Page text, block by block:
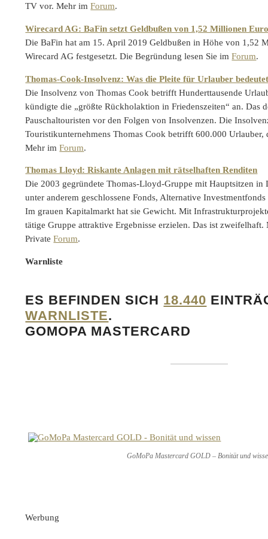
TV vor. Mehr imForum.
Wirecard AG: BaFin setzt Geldbußen von 1,52 Millionen
Die BaFin hat am 15. April 2019 Geldbußen in Höhe von 1,52
Wirecard AG festgesetzt. Die Begründung lesen Sie imForum.
Thomas-Cook-Insolvenz: Was die Pleite für Urlauber
Die Insolvenz von Thomas Cook betrifft Hunderttausende
kündigte die „größte Rückholaktion in Friedenszeiten“ an. Das
Pauschaltouristen vor den Folgen von Insolvenzen. Die
Touristikunternehmens Thomas Cook betrifft 600.000 Urlauber,
Mehr imForum.
Thomas Lloyd: Riskante Anlagen mit rätselhaften Renditen
Die 2003 gegründete Thomas-Lloyd-Gruppe mit Haupt­sitzen
unter anderem geschlossene Fonds, Alternative
Im grauen Kapitalmarkt hat sie Gewicht. Mit
tätige Gruppe attraktive Ergeb­nisse erzielen. Das ist
PrivateForum.
Warnliste
ES BEFINDEN SICH 18.440
WARNLISTE.
GOMOPA MASTERCARD
GoMoPa Mastercard GOLD – Bonität und
Werbung